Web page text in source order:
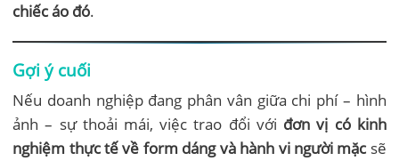
chiếc áo đó.
Gợi ý cuối
Nếu doanh nghiệp đang phân vân giữa chi phí – hình
ảnh – sự thoải mái, việc trao đổi với đơn vị có kinh
nghiệm thực tế về form dáng và hành vi người mặc sẽ